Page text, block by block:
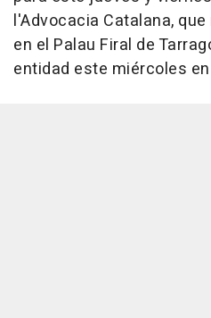
l'Advocacia Catalana,
en el Palau Firal de
entidad este miércoles